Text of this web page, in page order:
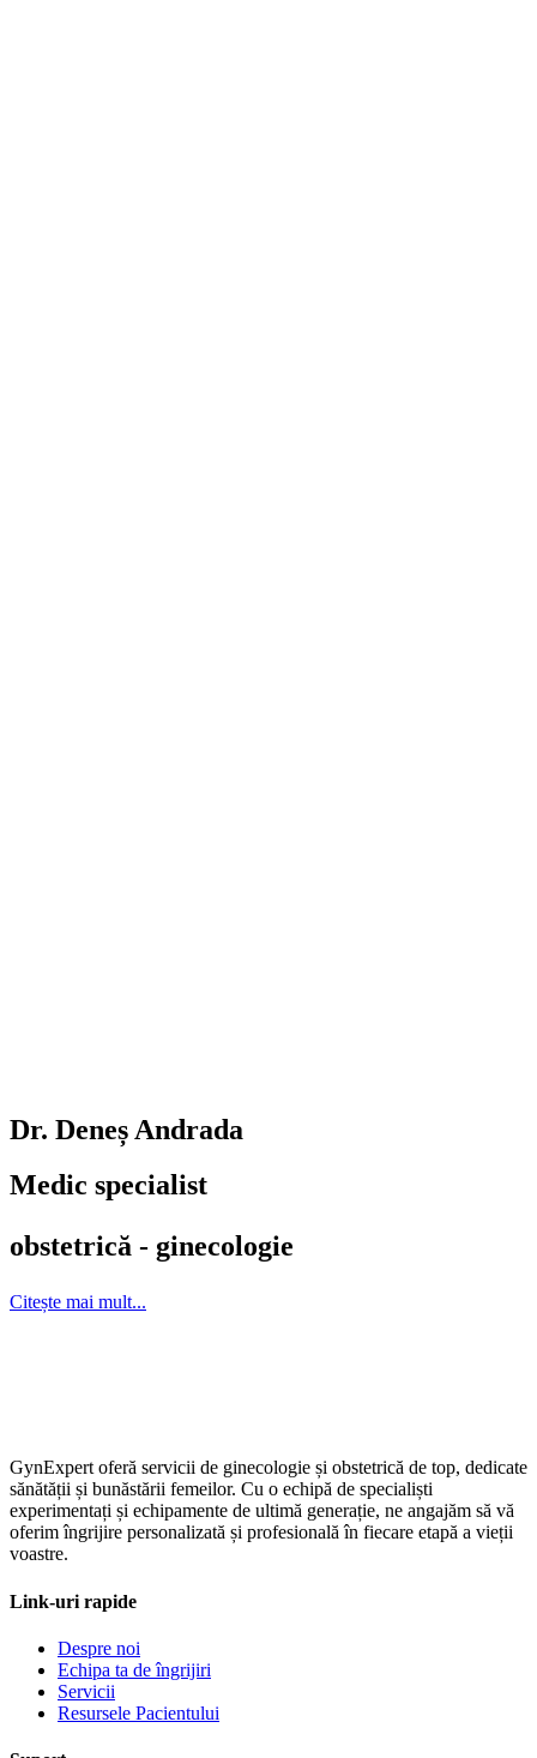
Dr. Deneș Andrada
Medic specialist
obstetrică - ginecologie​
Citește mai mult...
GynExpert oferă servicii de ginecologie și obstetrică de top, dedicate
sănătății și bunăstării femeilor. Cu o echipă de specialiști
experimentați și echipamente de ultimă generație, ne angajăm să vă
oferim îngrijire personalizată și profesională în fiecare etapă a vieții
voastre.
Link-uri rapide
Despre noi
Echipa ta de îngrijiri
Servicii
Resursele Pacientului